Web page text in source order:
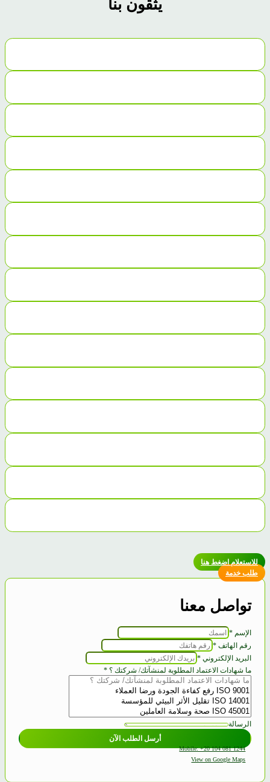
يثقون بنا
للاستعلام اضغط هنا
طلب خدمة
تواصل معنا
الإسم *
رقم الهاتف *
البريد الإلكتروني *
ما شهادات الاعتماد المطلوبة لمنشآتك/ شركتك ؟ *
؟
الهاتف
شركتك
الرسالة
أرسل الطلب الآن
Mobile: +20 104 081 1244
View on Google Maps